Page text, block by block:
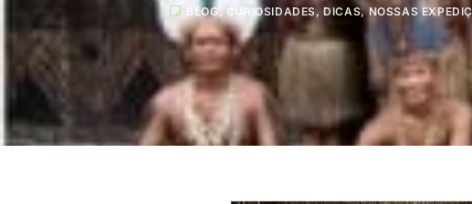
BLOG,CURIOSIDADES,DICAS,NOSSAS